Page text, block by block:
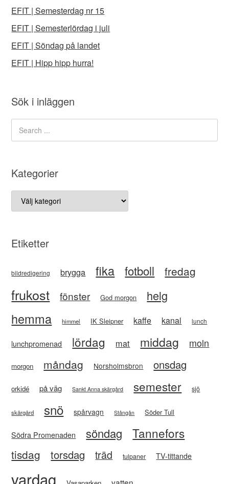
EFIT | Semesterdag nr 15
EFIT | Semesterlördag i juli
EFIT | Söndag på landet
EFIT | Hipp hipp hurra!
Sök i inläggen
Kategorier
Kategorier
Etiketter
bildredigering brygga fika fotboll fredag
frukost fönster God morgon helg
hemma himmel IK Sleipner kaffe kanal lunch
lunchpromenad lördag mat middag moln
morgon måndag Norsholmsbron onsdag
orkidé på väg Sankt Anna skärgård semester sjö
skärgård snö spårvagn Stångån Söder Tull
Södra Promenaden söndag Tannefors
tisdag torsdag träd tulpaner TV-tittande
vardag